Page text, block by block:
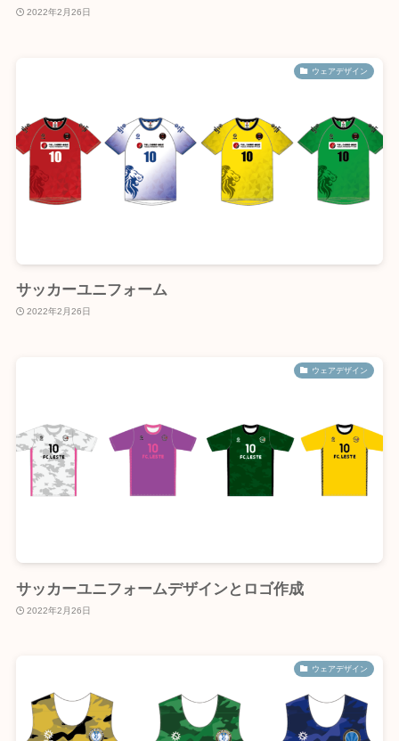
2022年2月26日
ウェアデザイン
サッカーユニフォーム
2022年2月26日
ウェアデザイン
サッカーユニフォームデザインとロゴ作成
2022年2月26日
ウェアデザイン